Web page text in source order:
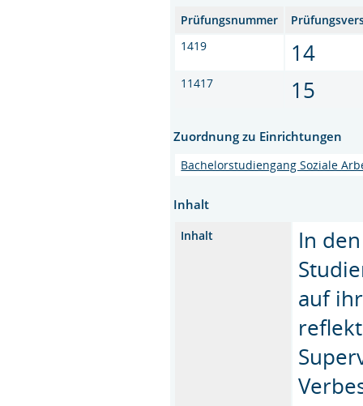
Prüfungsnummer
1419
14
11417 15
Zuordnung zu Einrichtungen
Bachelorstudiengang Soziale
Inhalt
Inhalt
In
auf